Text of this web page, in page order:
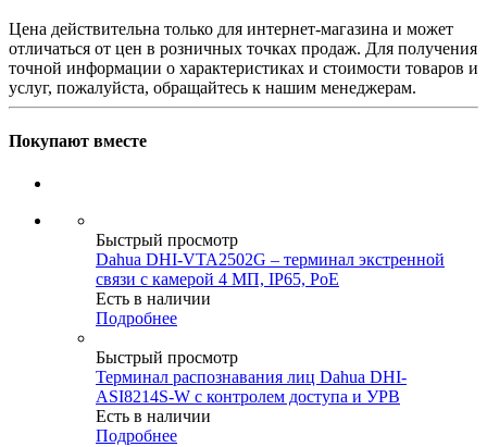
Цена действительна только для интернет-магазина и может
отличаться от цен в розничных точках продаж. Для получения
точной информации о характеристиках и стоимости товаров и
услуг, пожалуйста, обращайтесь к нашим менеджерам.
Покупают вместе
Быстрый просмотр
Dahua DHI-VTA2502G – терминал экстренной
связи с камерой 4 МП, IP65, PoE
Есть в наличии
Подробнее
Быстрый просмотр
Терминал распознавания лиц Dahua DHI-
ASI8214S-W с контролем доступа и УРВ
Есть в наличии
Подробнее